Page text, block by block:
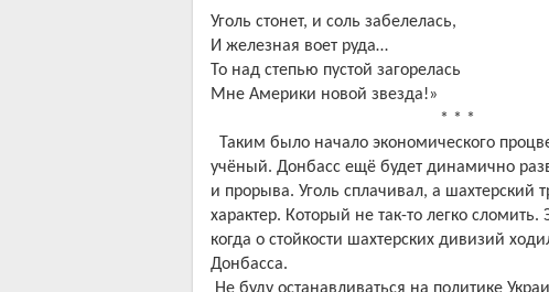
Уголь стонет, и соль забелелась,
И железная воет руда…
То над степью пустой загорелась
Мне Америки новой звезда!»
* * *
Таким было начало экономического
учёный. Донбасс ещё будет динамично
и прорыва. Уголь сплачивал, а
характер. Который не так-то легко
когда о стойкости шахтерских дивизий
Донбасса.